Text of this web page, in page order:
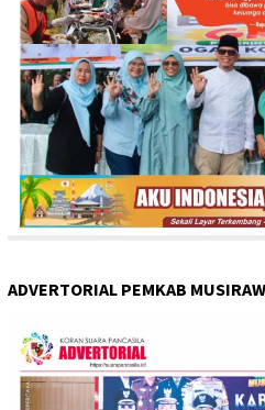
ADVERTORIAL PEMKAB